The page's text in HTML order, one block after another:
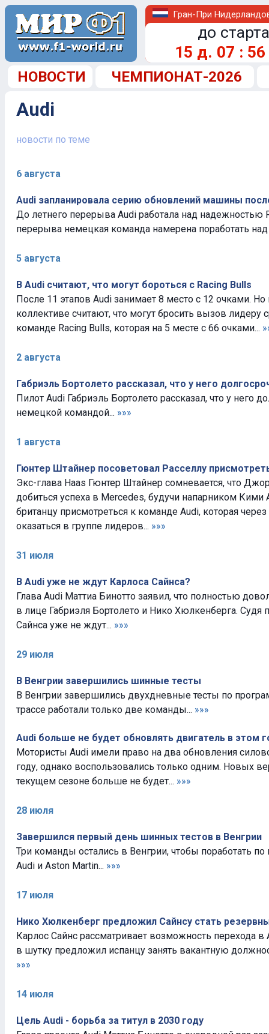
Гран-При
до
15 д. 07 : 56
НОВОСТИ ЧЕМПИОНАТ-2026
Audi
новости по теме
6 августа
Audi запланировала серию обновлений машины
До летнего перерыва Audi работала над надежностью
перерыва немецкая команда намерена поработать
5 августа
В Audi считают, что могут бороться с Racing Bulls
После 11 этапов Audi занимает 8 место с 12 очками.
коллективе считают, что могут бросить вызов лидеру
команде Racing Bulls, которая на 5 месте с 66 очками...
2 августа
Габриэль Бортолето рассказал, что у него
Пилот Audi Габриэль Бортолето рассказал, что у него
немецкой командой... »»»
1 августа
Гюнтер Штайнер посоветовал Расселлу
Экс-глава Haas Гюнтер Штайнер сомневается, что
добиться успеха в Mercedes, будучи напарником Кими
британцу присмотреться к команде Audi, которая
оказаться в группе лидеров... »»»
31 июля
В Audi уже не ждут Карлоса Сайнса?
Глава Audi Маттиа Бинотто заявил, что полностью
в лице Габриэля Бортолето и Нико Хюлкенберга. Судя
Сайнса уже не ждут... »»»
29 июля
В Венгрии завершились шинные тесты
В Венгрии завершились двухдневные тесты по
трассе работали только две команды... »»»
Audi больше не будет обновлять двигатель в этом
Мотористы Audi имели право на два обновления
году, однако воспользовались только одним. Новых
текущем сезоне больше не будет... »»»
28 июля
Завершился первый день шинных тестов в Венгрии
Три команды остались в Венгрии, чтобы поработать
Audi и Aston Martin... »»»
17 июля
Нико Хюлкенберг предложил Сайнсу стать
Карлос Сайнс рассматривает возможность перехода
в шутку предложил испанцу занять вакантную
»»»
14 июля
Цель Audi - борьба за титул в 2030 году